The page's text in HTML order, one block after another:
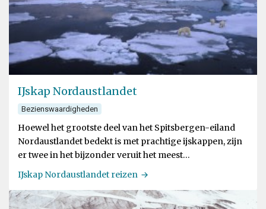
IJskap Nordaustlandet
Bezienswaardigheden
Hoewel het grootste deel van het Spitsbergen-eiland
Nordaustlandet bedekt is met prachtige ijskappen, zijn
er twee in het bijzonder veruit het meest
verbazingwekkend
IJskap Nordaustlandet reizen